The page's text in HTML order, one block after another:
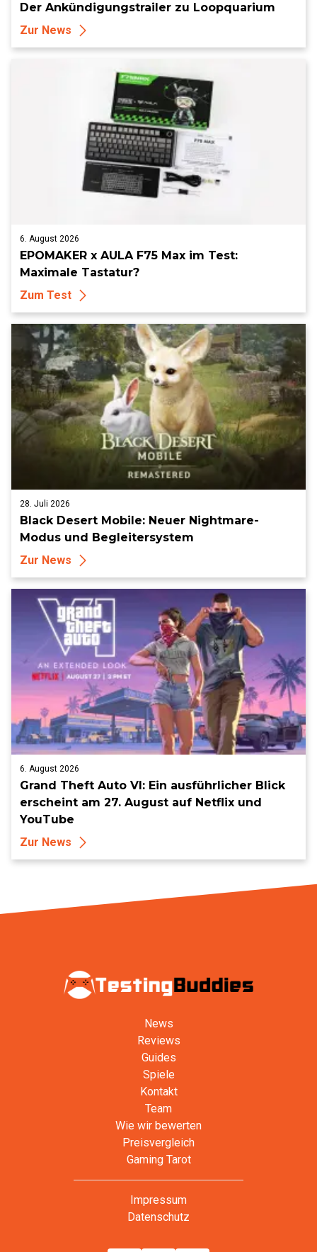
Der Ankündigungstrailer zu Loopquarium
Zur News
6. August 2026
EPOMAKER x AULA F75 Max im Test:
Maximale Tastatur?
Zum Test
28. Juli 2026
Black Desert Mobile: Neuer Nightmare-
Modus und Begleitersystem
Zur News
6. August 2026
Grand Theft Auto VI: Ein ausführlicher Blick
erscheint am 27. August auf Netflix und
YouTube
Zur News
News
Reviews
Guides
Spiele
Kontakt
Team
Wie wir bewerten
Preisvergleich
Gaming Tarot
Impressum
Datenschutz